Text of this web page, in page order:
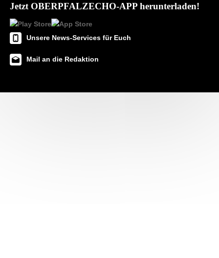
Jetzt OBERPFALZECHO-APP herunterladen!
Unsere News-Services für Euch
Mail an die Redaktion